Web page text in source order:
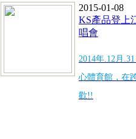
2015-01-08
KS產品登上
唱會
2014年.12月
心體育館，在
歡!!